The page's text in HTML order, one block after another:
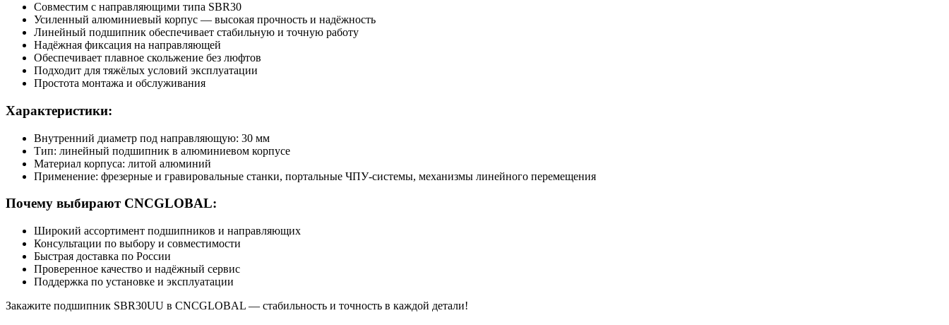
Совместим с направляющими типа SBR30
Усиленный алюминиевый корпус — высокая прочность и надёжность
Линейный подшипник обеспечивает стабильную и точную работу
Надёжная фиксация на направляющей
Обеспечивает плавное скольжение без люфтов
Подходит для тяжёлых условий эксплуатации
Простота монтажа и обслуживания
Характеристики:
Внутренний диаметр под направляющую: 30 мм
Тип: линейный подшипник в алюминиевом корпусе
Материал корпуса: литой алюминий
Применение: фрезерные и гравировальные станки, портальные ЧПУ-системы, механизмы линейного перемещения
Почему выбирают CNCGLOBAL:
Широкий ассортимент подшипников и направляющих
Консультации по выбору и совместимости
Быстрая доставка по России
Проверенное качество и надёжный сервис
Поддержка по установке и эксплуатации
Закажите подшипник SBR30UU в CNCGLOBAL — стабильность и точность в каждой детали!